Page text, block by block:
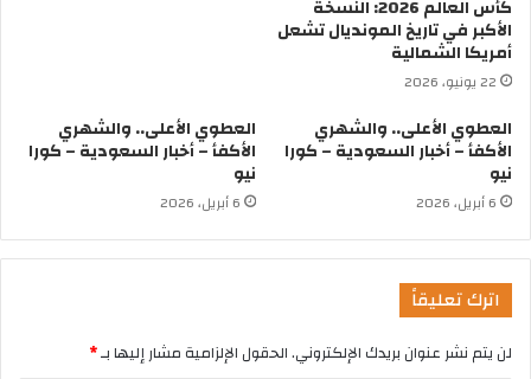
كأس العالم 2026: النسخة
الأكبر في تاريخ المونديال تشعل
أمريكا الشمالية
22 يونيو، 2026
العطوي الأعلى.. والشهري
الأكفأ – أخبار السعودية – كورا
نيو
6 أبريل، 2026
العطوي الأعلى.. والشهري
الأكفأ – أخبار السعودية – كورا
نيو
6 أبريل، 2026
اترك تعليقاً
لن يتم نشر عنوان بريدك الإلكتروني.الحقول الإلزامية مشار إليها بـ*